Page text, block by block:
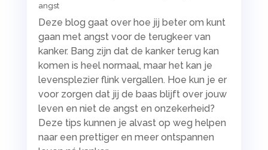
angst
Deze blog gaat over hoe jij beter om kunt
gaan met angst voor de terugkeer van
kanker. Bang zijn dat de kanker terug kan
komen is heel normaal, maar het kan je
levensplezier flink vergallen. Hoe kun je er
voor zorgen dat jij de baas blijft over jouw
leven en niet de angst en onzekerheid?
Deze tips kunnen je alvast op weg helpen
naar een prettiger en meer ontspannen